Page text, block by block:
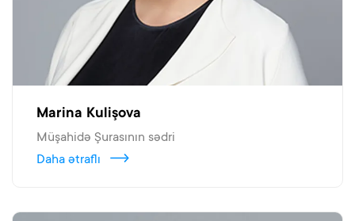
Marina Kulişova
Müşahidə Şurasının sədri
Daha ətraflı